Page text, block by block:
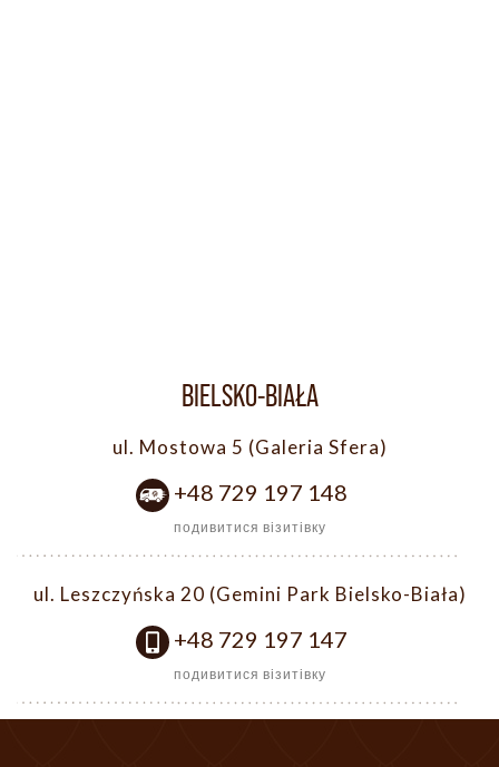
BIELSKO-BIAŁA
ul. Mostowa 5 (Galeria Sfera)
+48 729 197 148
подивитися візитівку
ul. Leszczyńska 20 (Gemini Park Bielsko-Biała)
+48 729 197 147
подивитися візитівку